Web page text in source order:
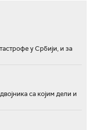
у Србији, и за
са којим дели и